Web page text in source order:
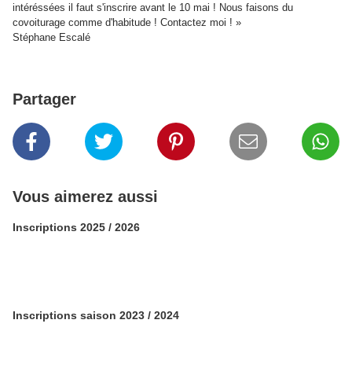
intéréssées il faut s'inscrire avant le 10 mai ! Nous faisons du
covoiturage comme d'habitude ! Contactez moi ! »
Stéphane Escalé
Partager
Vous aimerez aussi
Inscriptions 2025 / 2026
Inscriptions saison 2023 / 2024